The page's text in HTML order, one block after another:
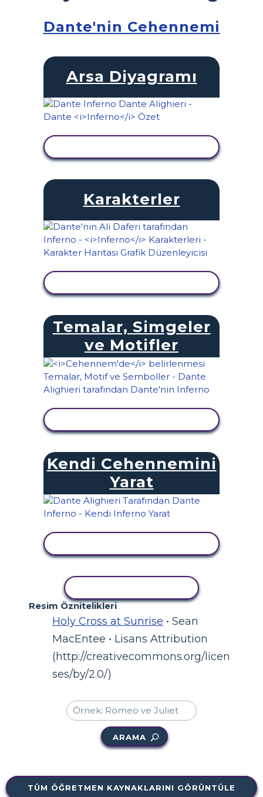
Dante'nin Cehennemi
Arsa Diyagramı
Karakterler
Temalar, Simgeler
ve Motifler
Kendi Cehennemini
Yarat
Resim Öznitelikleri
Holy Cross at Sunrise • Sean
MacEntee • Lisans Attribution
(http://creativecommons.org/licen
ses/by/2.0/)
ARAMA
TÜM ÖĞRETMEN KAYNAKLARINI GÖRÜNTÜLE